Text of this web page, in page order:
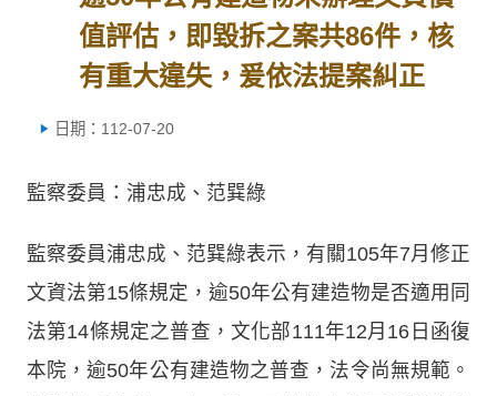
值評估，即毀拆之案共86件，核
有重大違失，爰依法提案糾正
日期：112-07-20
監察委員：浦忠成、范巽綠
監察委員浦忠成、范巽綠表示，有關105年7月修正
文資法第15條規定，逾50年公有建造物是否適用同
法第14條規定之普查，文化部111年12月16日函復
本院，逾50年公有建造物之普查，法令尚無規範。